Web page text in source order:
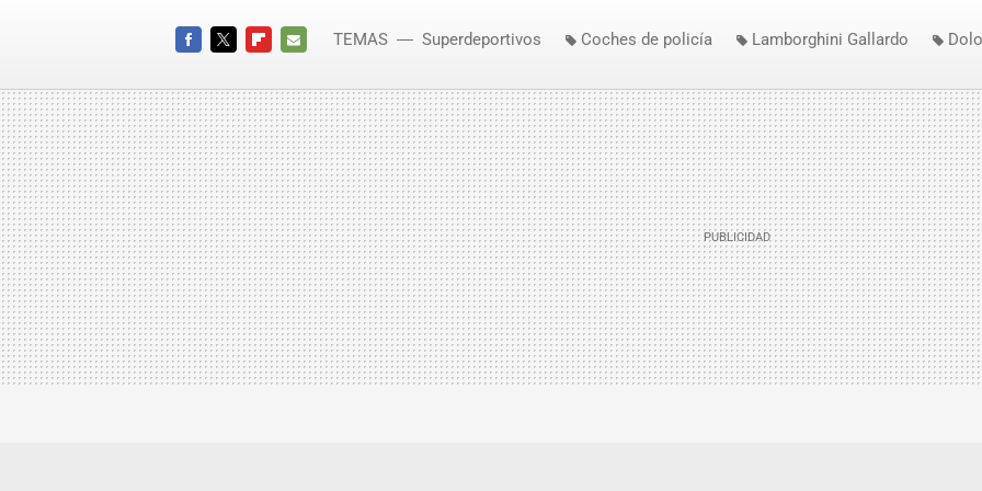
MAIL
TEMAS Superdeportivos Coches de policía Lamborghini Gallardo